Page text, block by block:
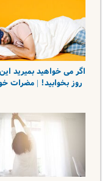
اگر می خواهید بمیرید
روز بخوابید! | مضرات